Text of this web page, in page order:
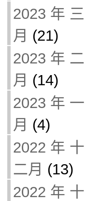
2023 年 三
月 (21)
2023 年 二
月 (14)
2023 年 一
月 (4)
2022 年 十
二月 (13)
2022 年 十